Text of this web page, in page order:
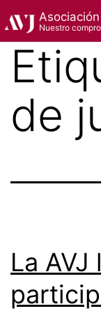
Saltar
al
contenido
Nuestro
de
La AVJ